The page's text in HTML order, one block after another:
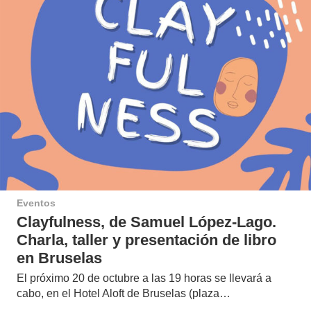
Eventos
Clayfulness, de Samuel López-Lago.
Charla, taller y presentación de libro
en Bruselas
El próximo 20 de octubre a las 19 horas se llevará a
cabo, en el Hotel Aloft de Bruselas (plaza…